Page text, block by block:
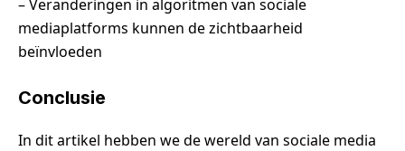
– Veranderingen in algoritmen van sociale
mediaplatforms kunnen de zichtbaarheid
beïnvloeden
Conclusie
In dit artikel hebben we de wereld van sociale media